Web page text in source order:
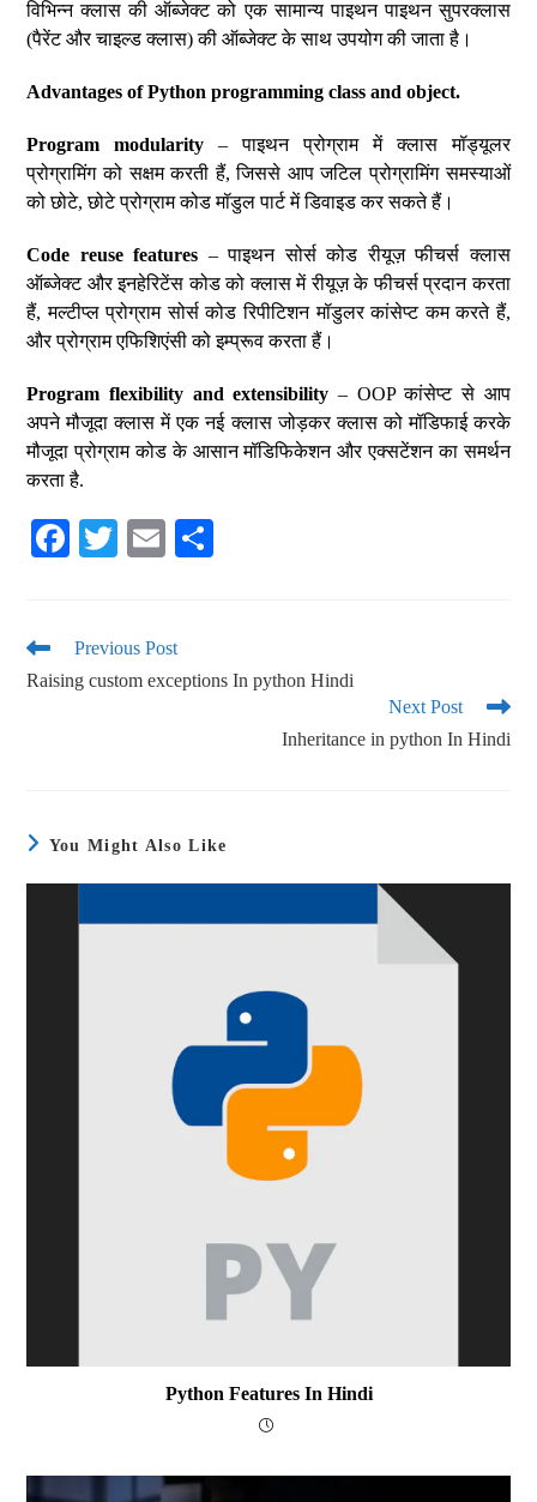
विभिन्न क्लास की ऑब्जेक्ट को एक सामान्य पाइथन पाइथन सुपरक्लास
(पैरेंट और चाइल्ड क्लास) की ऑब्जेक्ट के साथ उपयोग की जाता है।
Advantages of Python programming class and object.
Program modularity – पाइथन प्रोग्राम में क्लास मॉड्यूलर
प्रोग्रामिंग को सक्षम करती हैं, जिससे आप जटिल प्रोग्रामिंग समस्याओं
को छोटे, छोटे प्रोग्राम कोड मॉडुल पार्ट में डिवाइड कर सकते हैं।
Code reuse features – पाइथन सोर्स कोड रीयूज़ फीचर्स क्लास
ऑब्जेक्ट और इनहेरिटेंस कोड को क्लास में रीयूज़ के फीचर्स प्रदान करता
हैं, मल्टीप्ल प्रोग्राम सोर्स कोड रिपीटिशन मॉडुलर कांसेप्ट कम करते हैं,
और प्रोग्राम एफिशिएंसी को इम्प्रूव करता हैं।
Program flexibility and extensibility – OOP कांसेप्ट से आप
अपने मौजूदा क्लास में एक नई क्लास जोड़कर क्लास को मॉडिफाई करके
मौजूदा प्रोग्राम कोड के आसान मॉडिफिकेशन और एक्सटेंशन का समर्थन
करता है.
Fa
ok
T
r
E
Previous Post
Raising custom exceptions In python Hindi
Next Post
Inheritance in python In Hindi
You Might Also Like
Python Features In Hindi